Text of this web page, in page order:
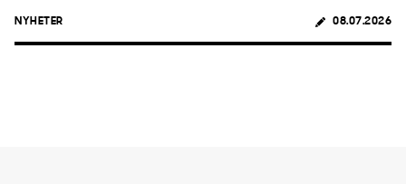
NYHETER 08.07.2026